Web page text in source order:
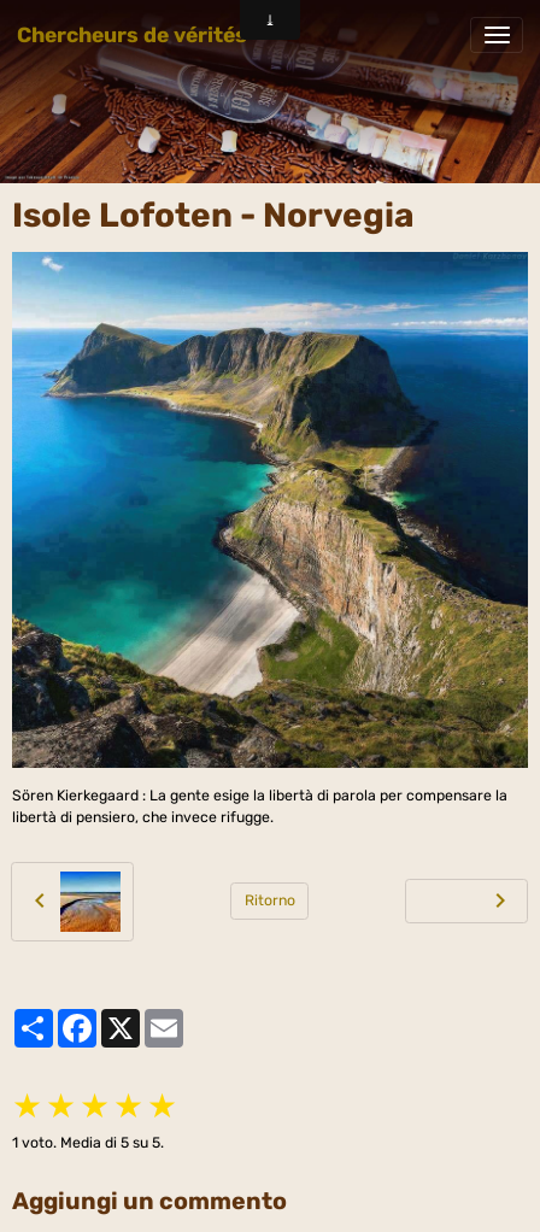
Chercheurs de vérités
Isole Lofoten - Norvegia
Sören Kierkegaard : La gente esige la libertà di parola per compensare la
libertà di pensiero, che invece rifugge.
Ritorno
PartagerFacebook
X
★ ★ ★ ★ ★
1 voto. Media di 5 su 5.
Aggiungi un commento